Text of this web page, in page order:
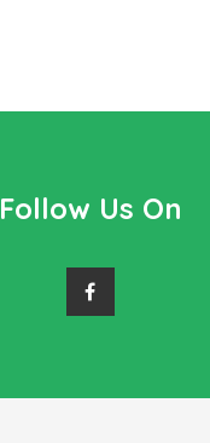
Follow Us On